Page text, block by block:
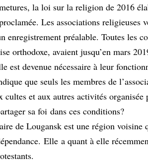
la loi sur la religion de 2016
Les associations religieuses
enregistrement préalable. Toutes les
orthodoxe, avaient jusqu’en mars
est devenue nécessaire à leur
que seuls les membres de
cultes et aux autres activités organisée
sa foi dans ces conditions?
de Lougansk est une région voisine
Elle a quant à elle
.